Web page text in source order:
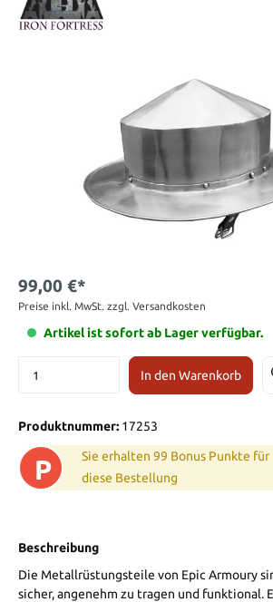
99,00 €*
Preise inkl. MwSt. zzgl. Versandkosten
Artikel ist sofort ab Lager verfügbar.
In den Warenkorb
Produktnummer: 17253
P
Sie erhalten 99 Bonus Punkte für
diese Bestellung
Beschreibung
Die Metallrüstungsteile von Epic Armoury
sicher, angenehm zu tragen und funktional.